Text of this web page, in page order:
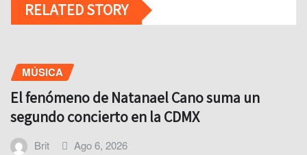
RELATED STORY
MÚSICA
El fenómeno de Natanael Cano suma un
segundo concierto en la CDMX
Brit Ago 6, 2026